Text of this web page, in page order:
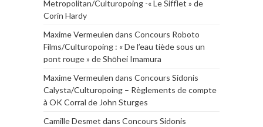
Metropolitan/Culturopoing -« Le Sifflet » de
Corin Hardy
Maxime Vermeulen dans Concours Roboto
Films/Culturopoing : « De l’eau tiède sous un
pont rouge » de Shōhei Imamura
Maxime Vermeulen dans Concours Sidonis
Calysta/Culturopoing – Règlements de compte
à OK Corral de John Sturges
Camille Desmet dans Concours Sidonis